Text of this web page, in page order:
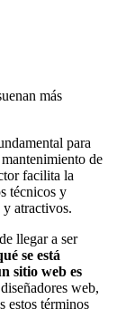
más
para
de
facilita la
técnicos y
y atractivos.
llegar a ser
se está
sitio web es
web,
estos términos